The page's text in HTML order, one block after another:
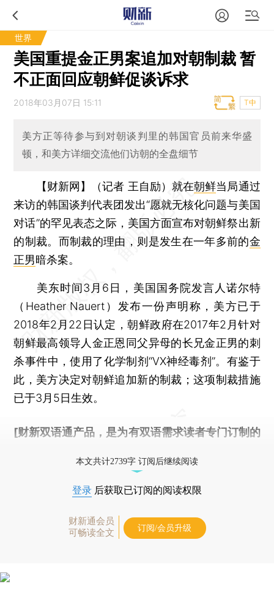
世界
美国重提金正男案追加对朝制裁 暂
不正面回应朝鲜促谈诉求
2018年03月07日 15:11 T中
美方正等待参与到对朝谈判里的韩国官员前来华盛
顿，和美方详细交流他们访朝的全盘细节
【财新网】（记者 王自励） 就在朝鲜当局通过
来访的韩国谈判代表团发出“愿就无核化问题与美国
对话”的罕见表态之际，美国方面宣布对朝鲜祭出新
的制裁。而制裁的理由，则是发生在一年多前的金
正男暗杀案。
美东时间3月6日，美国国务院发言人诺尔特
（Heather Nauert）发布一份声明称，美方已于
2018年2月22日认定，朝鲜政府在2017年2月针对
朝鲜最高领导人金正恩同父异母的长兄金正男的刺
杀事件中，使用了化学制剂“VX神经毒剂”。有鉴于
此，美方决定对朝鲜追加新的制裁；这项制裁措施
已于3月5日生效。
[财新双语通产品，是为有双语需求读者专门订制的
本文共计2739字 订阅后继续阅读
登录 后获取已订阅的阅读权限
财新通会员
可畅读全文
订阅/会员升级